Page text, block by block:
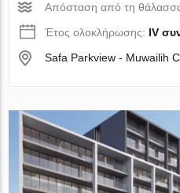
Απόσταση από τη
Έτος ολοκλήρωσης: IV
Safa Parkview - Muwailih